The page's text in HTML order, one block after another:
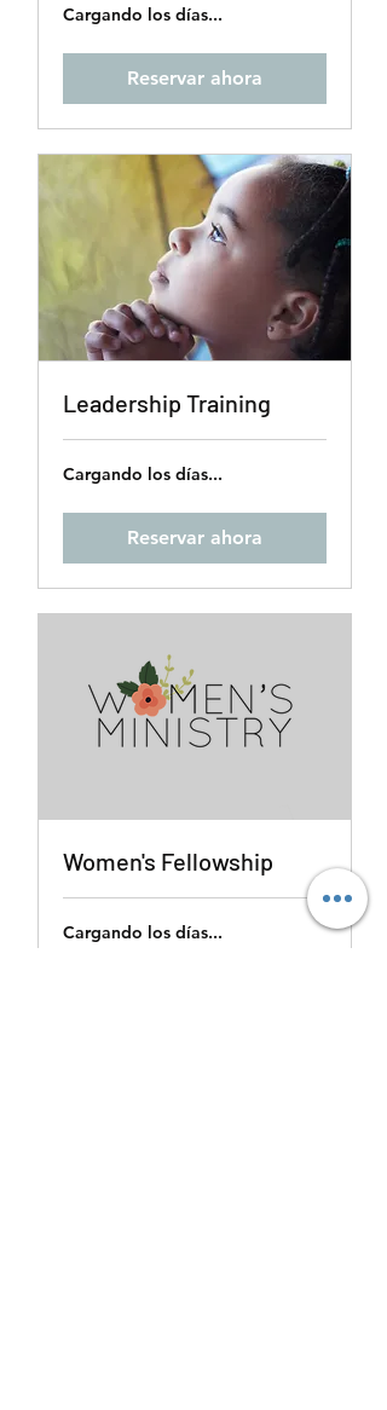
Cargando los días...
Reservar ahora
Leadership Training
Cargando los días...
Reservar ahora
Women's Fellowship
Cargando los días...